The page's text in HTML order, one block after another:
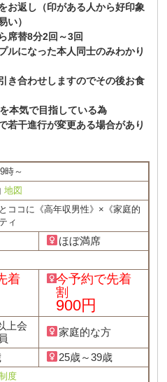
お返し（印がある人から好印象
い）
席替8分2回～3回
になった本人同士のみわかり
き合わせしますのでその後お食
本気で目指している為
干進行が変更ある場合があり
時～
地図
ココに《高年収男性》×《家庭的
ィ
ほぼ満席
着
今予約で先着
割
900円
上会
家庭的な方
25歳～39歳
度